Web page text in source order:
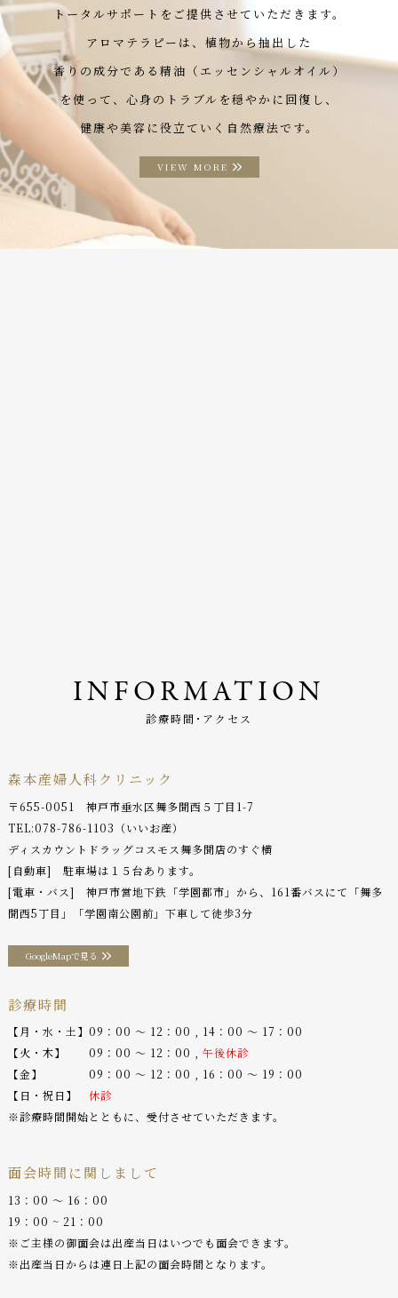
トータルサポートをご提供させていただきます。
アロマテラピーは、植物から抽出した
香りの成分である精油（エッセンシャルオイル）
を使って、心身のトラブルを穏やかに回復し、
健康や美容に役立ていく自然療法です。
VIEW MORE
INFORMATION
診療時間･アクセス
森本産婦人科クリニック
〒655-0051 神戸市垂水区舞多聞西５丁目1-7
TEL:078-786-1103 （いいお産）
ディスカウントドラッグコスモス舞多聞店のすぐ横
[自動車] 駐車場は１５台あります。
[電車・バス] 神戸市営地下鉄「学園都市」から、161番バスにて「舞多
聞西5丁目」「学園南公園前」下車して徒歩3分
GoogleMapで見る
診療時間
【月・水・土】09：00 〜 12：00 , 14：00 〜 17：00
【火・木】 09：00 〜 12：00 , 午後休診
【金】 09：00 〜 12：00 , 16：00 〜 19：00
【日・祝日】 休診
※診療時間開始とともに、受付させていただきます。
面会時間に関しまして
13：00 〜 16：00
19：00 ~ 21：00
※ご主様の御面会は出産当日はいつでも面会できます。
※出産当日からは連日上記の面会時間となります。